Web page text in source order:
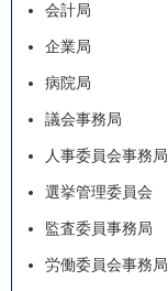
会計局
企業局
病院局
議会事務局
人事委員会事務局
選挙管理委員会
監査委員事務局
労働委員会事務局